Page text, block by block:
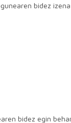
bidez izena
bidez egin behar